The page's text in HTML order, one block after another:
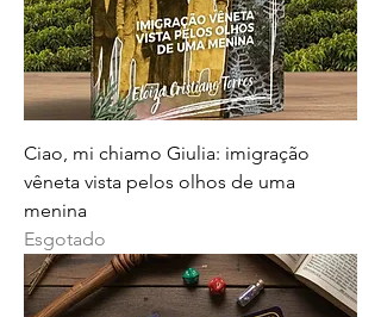
Ciao, mi chiamo Giulia: imigração
vêneta vista pelos olhos de uma
menina
Esgotado